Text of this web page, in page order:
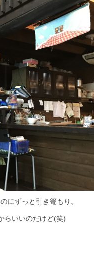
にずっと引き篭もり。
らいいのだけど(笑)